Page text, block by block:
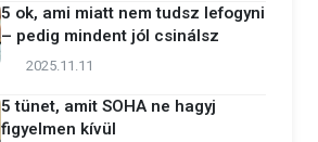
5 ok, ami miatt nem tudsz lefogyni
– pedig mindent jól csinálsz
2025.11.11
5 tünet, amit SOHA ne hagyj
figyelmen kívül